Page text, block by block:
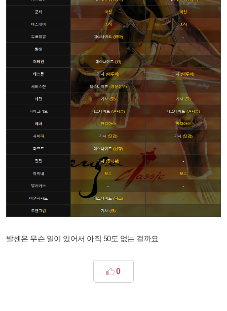
발센은 무슨 일이 있어서 아직 50도 없는 걸까요
0